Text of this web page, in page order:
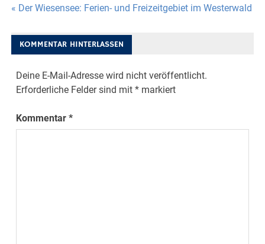
Beitragsnavigation
« Der Wiesensee: Ferien- und Freizeitgebiet im Westerwald
KOMMENTAR HINTERLASSEN
Deine E-Mail-Adresse wird nicht veröffentlicht.
Erforderliche Felder sind mit* markiert
Kommentar*